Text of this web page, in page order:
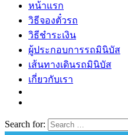
หน้าแรก
วิธีจองตั๋วรถ
วิธีชำระเงิน
ผู้ประกอบการรถมินิบัส
เส้นทางเดินรถมินิบัส
เกี่ยวกับเรา
Search for: